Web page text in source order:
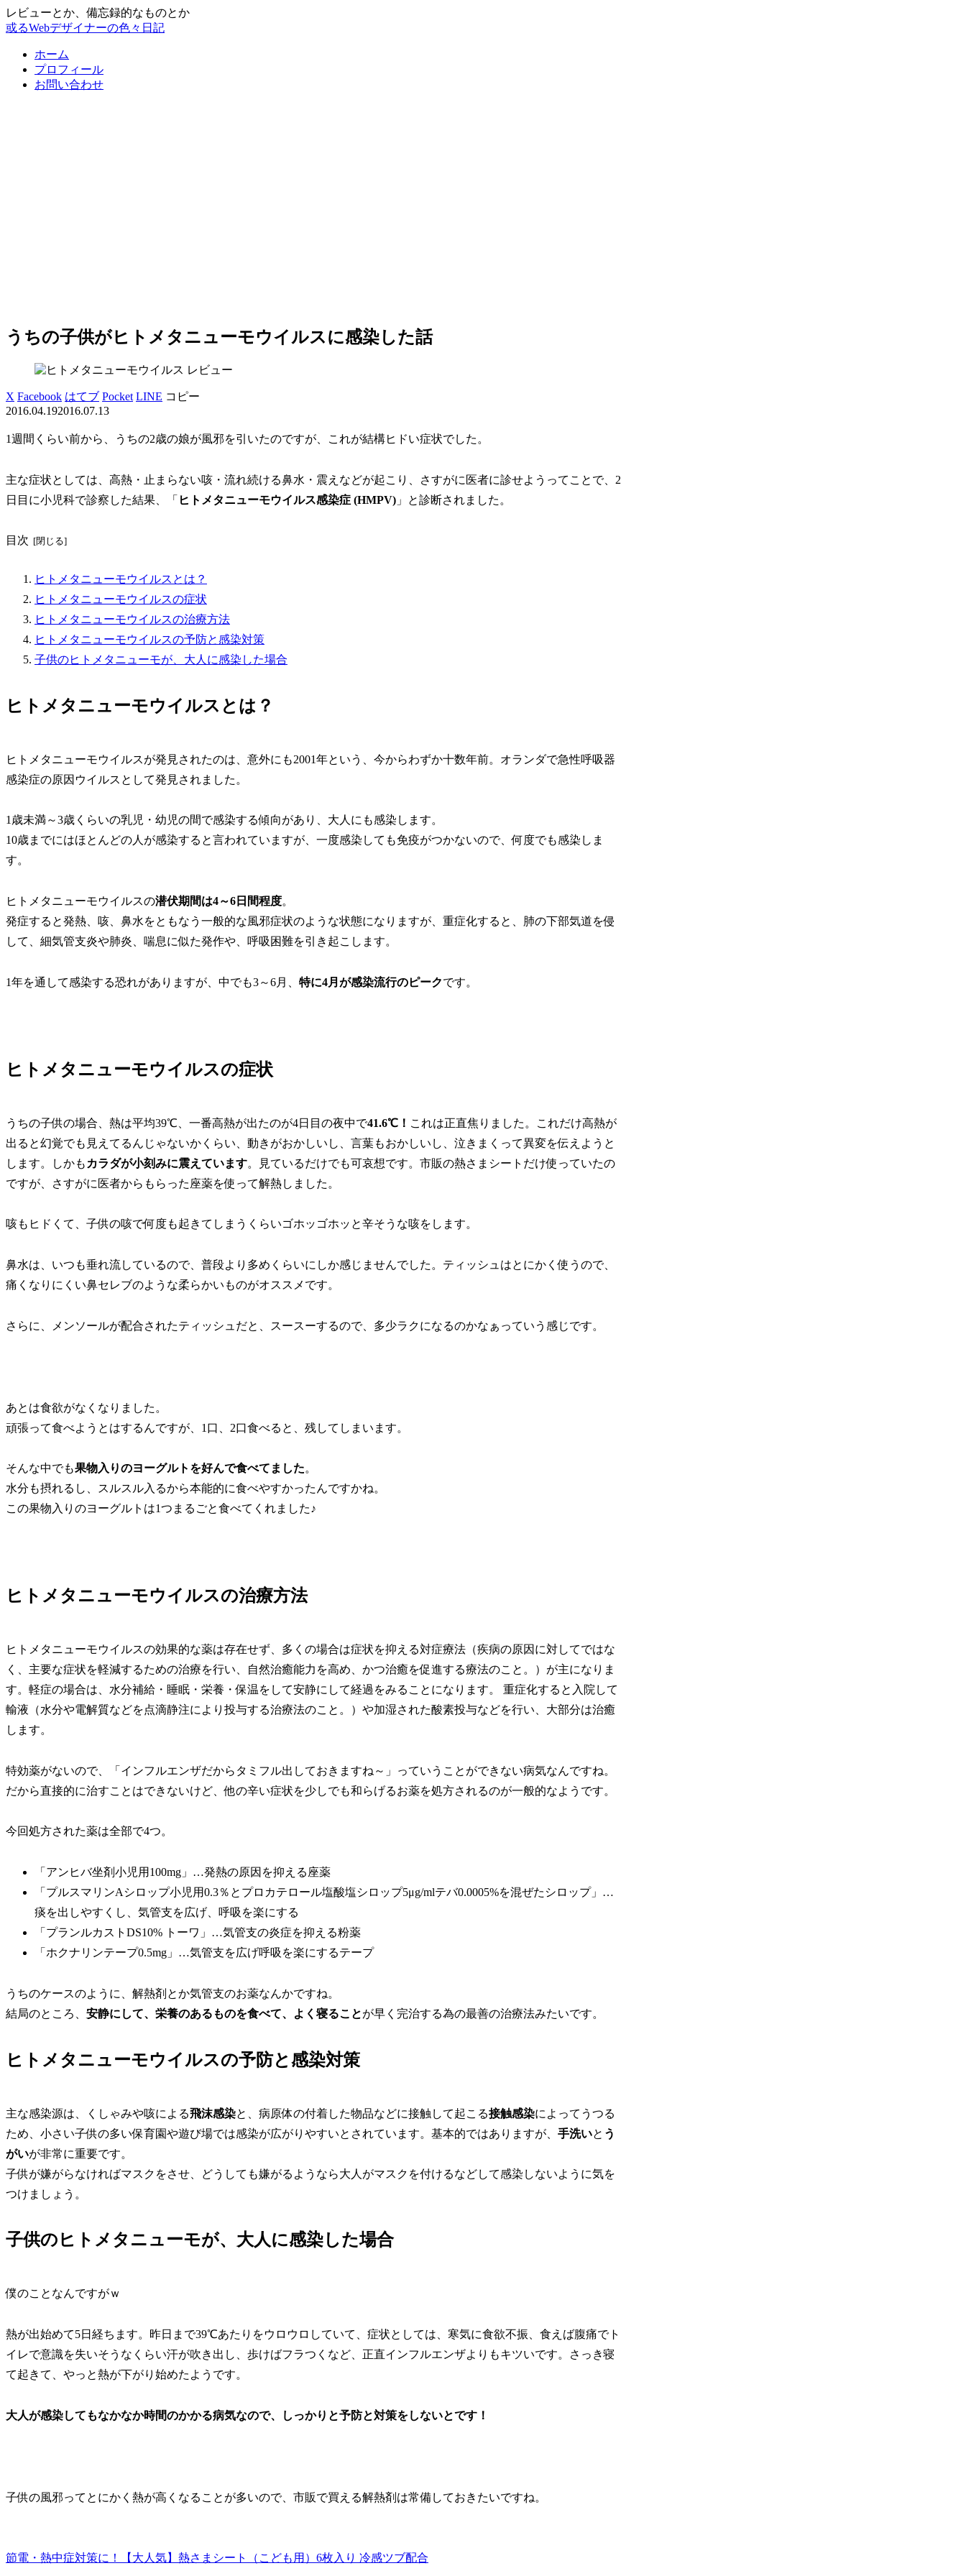
レビューとか、備忘録的なものとか
或るWebデザイナーの色々日記
ホーム
プロフィール
お問い合わせ
うちの子供がヒトメタニューモウイルスに感染した話
レビュー
X Facebook はてブ Pocket LINE コピー
2016.04.192016.07.13
1週間くらい前から、うちの2歳の娘が風邪を引いたのですが、これが結構ヒドい症状でした。
主な症状としては、高熱・止まらない咳・流れ続ける鼻水・震えなどが起こり、さすがに医者に診せようってことで、2
日目に小児科で診察した結果、「 ヒトメタニューモウイルス感染症 (HMPV) 」と診断されました。
目次
ヒトメタニューモウイルスとは？
ヒトメタニューモウイルスの症状
ヒトメタニューモウイルスの治療方法
ヒトメタニューモウイルスの予防と感染対策
子供のヒトメタニューモが、大人に感染した場合
ヒトメタニューモウイルスとは？
ヒトメタニューモウイルスが発見されたのは、意外にも2001年という、今からわずか十数年前。オランダで急性呼吸器
感染症の原因ウイルスとして発見されました。
1歳未満～3歳くらいの乳児・幼児の間で感染する傾向があり、大人にも感染します。
10歳までにはほとんどの人が感染すると言われていますが、一度感染しても免疫がつかないので、何度でも感染しま
す。
ヒトメタニューモウイルスの潜伏期間は4～6日間程度。
発症すると発熱、咳、鼻水をともなう一般的な風邪症状のような状態になりますが、重症化すると、肺の下部気道を侵
して、細気管支炎や肺炎、喘息に似た発作や、呼吸困難を引き起こします。
1年を通して感染する恐れがありますが、中でも3～6月、 特に4月が感染流行のピークです。
ヒトメタニューモウイルスの症状
うちの子供の場合、熱は平均39℃、一番高熱が出たのが4日目の夜中で41.6℃！ これは正直焦りました。これだけ高熱が
出ると幻覚でも見えてるんじゃないかくらい、動きがおかしいし、言葉もおかしいし、泣きまくって異変を伝えようと
します。しかも カラダが小刻みに震えています。見ているだけでも可哀想です。市販の熱さまシートだけ使っていたの
ですが、さすがに医者からもらった座薬を使って解熱しました。
咳もヒドくて、子供の咳で何度も起きてしまうくらいゴホッゴホッと辛そうな咳をします。
鼻水は、いつも垂れ流しているので、普段より多めくらいにしか感じませんでした。ティッシュはとにかく使うので、
痛くなりにくい鼻セレブのような柔らかいものがオススメです。
さらに、メンソールが配合されたティッシュだと、スースーするので、多少ラクになるのかなぁっていう感じです。
あとは食欲がなくなりました。
頑張って食べようとはするんですが、1口、2口食べると、残してしまいます。
そんな中でも果物入りのヨーグルトを好んで食べてました。
水分も摂れるし、スルスル入るから本能的に食べやすかったんですかね。
この果物入りのヨーグルトは1つまるごと食べてくれました♪
ヒトメタニューモウイルスの治療方法
ヒトメタニューモウイルスの効果的な薬は存在せず、多くの場合は症状を抑える対症療法（疾病の原因に対してではな
く、主要な症状を軽減するための治療を行い、自然治癒能力を高め、かつ治癒を促進する療法のこと。
）が主になりま
す。軽症の場合は、水分補給・睡眠・栄養・保温をして安静にして経過をみることになります。 重症化すると入院して
輸液（水分や電解質などを点滴静注により投与する治療法のこと。）や加湿された酸素投与などを行い、大部分は治癒
します。
特効薬がないので、「インフルエンザだからタミフル出しておきますね～」っていうことができない病気なんですね。
だから直接的に治すことはできないけど、他の辛い症状を少しでも和らげるお薬を処方されるのが一般的なようです。
今回処方された薬は全部で4つ。
「アンヒバ坐剤小児用100mg」…発熱の原因を抑える座薬
「プルスマリンAシロップ小児用0.3％とプロカテロール塩酸塩シロップ5μg/mlテバ0.0005%を混ぜたシロップ」…
痰を出しやすくし、気管支を広げ、呼吸を楽にする
「プランルカストDS10% トーワ」…気管支の炎症を抑える粉薬
「ホクナリンテープ0.5mg」…気管支を広げ呼吸を楽にするテープ
うちのケースのように、解熱剤とか気管支のお薬なんかですね。
結局のところ、 安静にして、栄養のあるものを食べて、よく寝ることが早く完治する為の最善の治療法みたいです。
ヒトメタニューモウイルスの予防と感染対策
主な感染源は、くしゃみや咳による飛沫感染と、 病原体の付着した物品などに接触して起こる接触感染によってうつる
ため、小さい子供の多い保育園や遊び場では感染が広がりやすいとされています。基本的ではありますが、 手洗いと う
がいが非常に重要です。
子供が嫌がらなければマスクをさせ、どうしても嫌がるようなら大人がマスクを付けるなどして感染しないように気を
つけましょう。
子供のヒトメタニューモが、大人に感染した場合
僕のことなんですがｗ
熱が出始めて5日経ちます。昨日まで39℃あたりをウロウロしていて、症状としては、寒気に食欲不振、食えば腹痛でト
イレで意識を失いそうなくらい汗が吹き出し、歩けばフラつくなど、正直インフルエンザよりもキツいです。さっき寝
て起きて、やっと熱が下がり始めたようです。
大人が感染してもなかなか時間のかかる病気なので、しっかりと予防と対策をしないとです！
子供の風邪ってとにかく熱が高くなることが多いので、市販で買える解熱剤は常備しておきたいですね。
節電・熱中症対策に！【大人気】熱さまシート（こども用）6枚入り 冷感ツブ配合